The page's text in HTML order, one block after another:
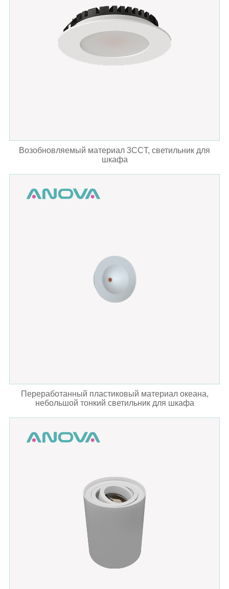
Возобновляемый материал 3CCT, светильник для
шкафа
Переработанный пластиковый материал океана,
небольшой тонкий светильник для шкафа